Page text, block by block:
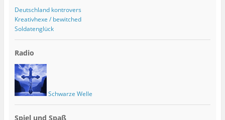
Deutschland kontrovers
Kreativhexe / bewitched
Soldatenglück
Radio
Schwarze Welle
Spiel und Spaß